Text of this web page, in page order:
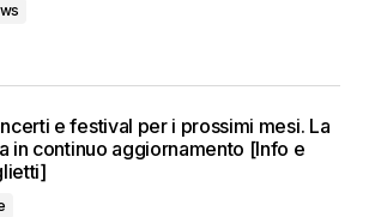
e festival per i prossimi mesi. La
in continuo aggiornamento [Info e